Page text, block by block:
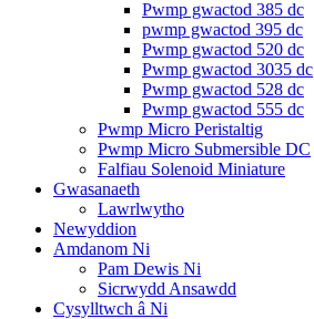
Pwmp gwactod 385 dc
pwmp gwactod 395 dc
Pwmp gwactod 520 dc
Pwmp gwactod 3035 dc
Pwmp gwactod 528 dc
Pwmp gwactod 555 dc
Pwmp Micro Peristaltig
Pwmp Micro Submersible DC
Falfiau Solenoid Miniature
Gwasanaeth
Lawrlwytho
Newyddion
Amdanom Ni
Pam Dewis Ni
Sicrwydd Ansawdd
Cysylltwch â Ni